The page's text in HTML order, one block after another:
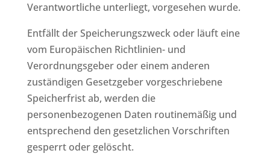
Verantwortliche unterliegt, vorgesehen wurde.
Entfällt der Speicherungszweck oder läuft eine
vom Europäischen Richtlinien- und
Verordnungsgeber oder einem anderen
zuständigen Gesetzgeber vorgeschriebene
Speicherfrist ab, werden die
personenbezogenen Daten routinemäßig und
entsprechend den gesetzlichen Vorschriften
gesperrt oder gelöscht.